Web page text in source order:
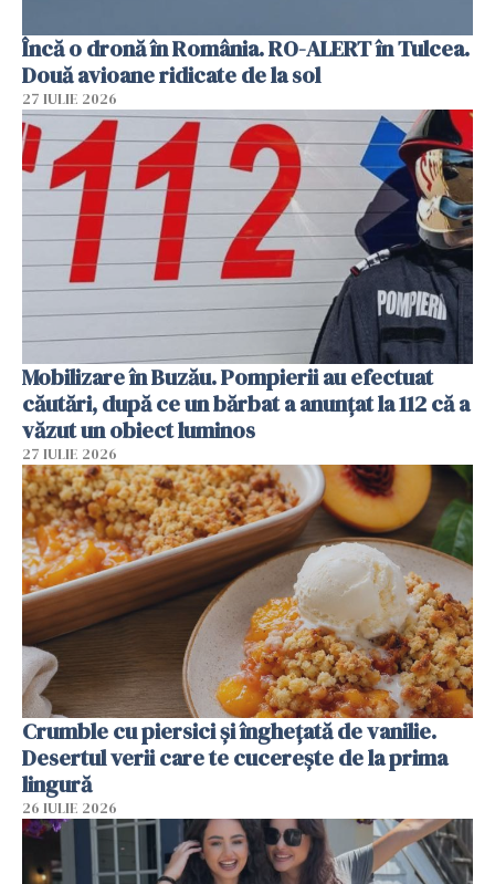
Încă o dronă în România. RO-ALERT în Tulcea.
Două avioane ridicate de la sol
27 IULIE 2026
Mobilizare în Buzău. Pompierii au efectuat
căutări, după ce un bărbat a anunțat la 112 că a
văzut un obiect luminos
27 IULIE 2026
Crumble cu piersici și înghețată de vanilie.
Desertul verii care te cucerește de la prima
lingură
26 IULIE 2026